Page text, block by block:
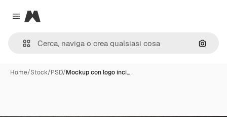
Close menu
Magnific
Cerca
Home/Stock/PSD/Mockup con logo inci…